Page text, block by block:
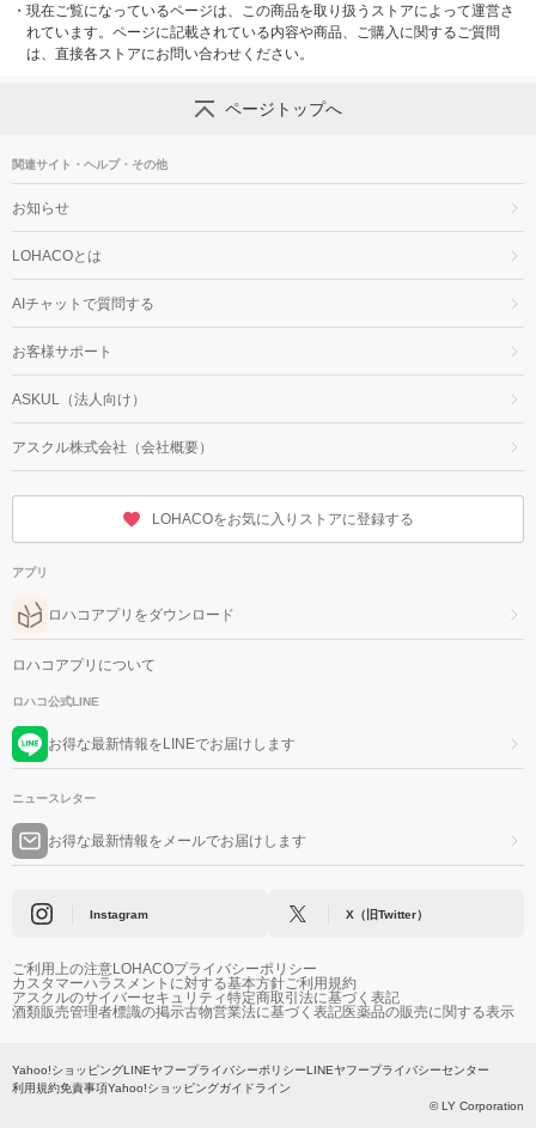
・ 現在ご覧になっているページは、この商品を取り扱うストアによって運営さ
れています。ページに記載されている内容や商品、ご購入に関するご質問
は、直接各ストアにお問い合わせください。
ページトップへ
関連サイト・ヘルプ・その他
お知らせ
LOHACOとは
AIチャットで質問する
お客様サポート
ASKUL（法人向け）
アスクル株式会社（会社概要）
LOHACOをお気に入りストアに登録する
アプリ
ロハコアプリをダウンロード
ロハコアプリについて
ロハコ公式LINE
お得な最新情報をLINEでお届けします
ニュースレター
お得な最新情報をメールでお届けします
Instagram X（旧Twitter）
ご利用上の注意LOHACOプライバシーポリシー
カスタマーハラスメントに対する基本方針ご利用規約
アスクルのサイバーセキュリティ特定商取引法に基づく表記
酒類販売管理者標識の掲示古物営業法に基づく表記医薬品の販売に関する表示
Yahoo!ショッピングLINEヤフープライバシーポリシーLINEヤフープライバシーセンター
利用規約免責事項Yahoo!ショッピングガイドライン
© LY Corporation